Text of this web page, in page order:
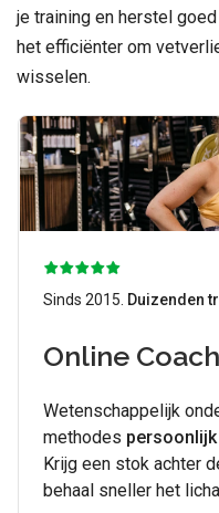
je training en herstel
het efficiënter om
wisselen.
Sinds 2015. Duizenden
Online
Wetenschappelijk
methodes
Krijg een stok achter
behaal sneller het